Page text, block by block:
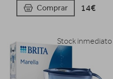
Comprar 14€
Stock inmediato